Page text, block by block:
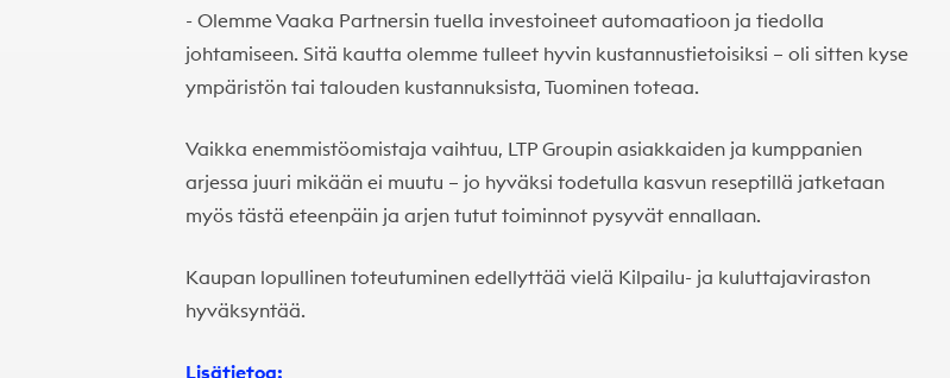
- Olemme Vaaka Partnersin tuella investoineet automaatioon ja tiedolla
johtamiseen. Sitä kautta olemme tulleet hyvin kustannustietoisiksi – oli sitten kyse
ympäristön tai talouden kustannuksista, Tuominen toteaa.
Vaikka enemmistöomistaja vaihtuu, LTP Groupin asiakkaiden ja kumppanien
arjessa juuri mikään ei muutu – jo hyväksi todetulla kasvun reseptillä jatketaan
myös tästä eteenpäin ja arjen tutut toiminnot pysyvät ennallaan.
Kaupan lopullinen toteutuminen edellyttää vielä Kilpailu- ja kuluttajaviraston
hyväksyntää.
Lisätietoa: